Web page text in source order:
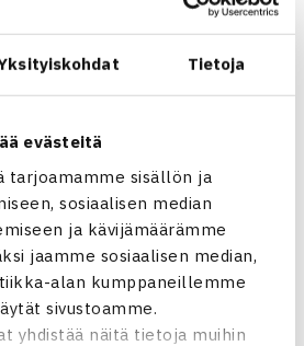
Tietoja
evästeitä
tarjoamamme sisällön ja
sosiaalisen median
ja kävijämäärämme
jaamme sosiaalisen median,
alan kumppaneillemme
sivustoamme.
yhdistää näitä tietoja muihin
ja loppuottelut ovat vuorossa
suoraan loppuottelussa)